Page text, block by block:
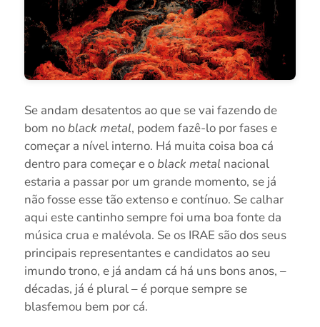
Se andam desatentos ao que se vai fazendo de
bom noblack metal, podem fazê-lo por fases e
começar a nível interno. Há muita coisa boa cá
dentro para começar e oblack metalnacional
estaria a passar por um grande momento, se já
não fosse esse tão extenso e contínuo. Se calhar
aqui este cantinho sempre foi uma boa fonte da
música crua e malévola. Se os IRAE são dos seus
principais representantes e candidatos ao seu
imundo trono, e já andam cá há uns bons anos, –
décadas, já é plural – é porque sempre se
blasfemou bem por cá.